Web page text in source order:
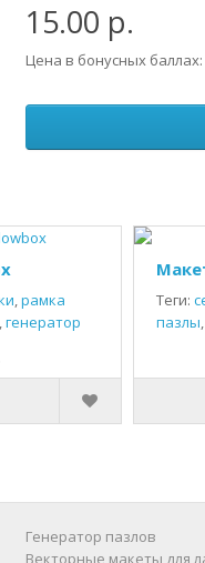
15.00 р.
Цена в бонусных баллах:
,рамка
генератор
Теги:
пазлы,
Генератор пазлов
Векторные макеты для